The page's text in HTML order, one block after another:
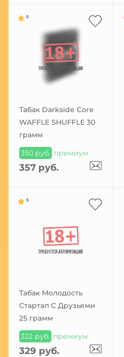
5
Табак Darkside Core
WAFFLE SHUFFLE 30
грамм
350 руб. премиум
357 руб.
5
Табак Молодость
Стартап С Друзьями
25 грамм
322 руб. премиум
329 руб.